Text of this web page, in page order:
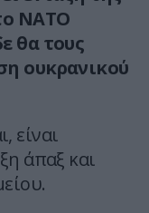
ΝΑΤΟ
θα τους
ουκρανικού
είναι
άπαξ και